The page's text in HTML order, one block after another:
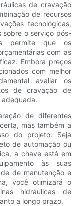
de cravação
de recursos
tecnológicas,
sobre o serviço pós-
permite que os
com as
Embora preços
com melhor
avaliar os
de cravação de
adequada.
de diferentes
mas também a
do projeto. Seja
de automação ou
a chave está em
às suas
de manutenção e
você otimizará o
hidráulicas de
a longo prazo.